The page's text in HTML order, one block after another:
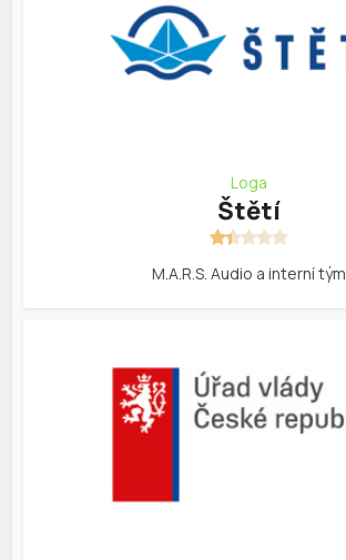
Loga
Štětí
M.A.R.S. Audio a interní tým